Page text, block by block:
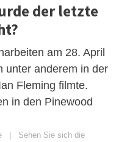
der letzte
am 28. April
unter anderem in der
Fleming filmte.
in den Pinewood
| Sehen Sie sich die